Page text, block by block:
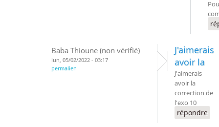
Baba Thioune (non vérifié)
lun, 05/02/2022 - 03:17
permalien
J'aimerais
avoir la
J'aimerais
avoir la
correction de
l'exo 10
répondre